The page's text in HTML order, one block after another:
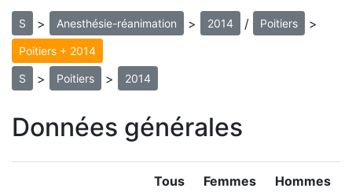
S > Anesthésie-réanimation > 2014 / Poitiers >
Poitiers + 2014
S > Poitiers > 2014
Données générales
Tous Femmes Hommes